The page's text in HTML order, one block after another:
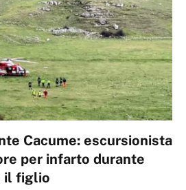
Cacume: escursionista
per infarto durante
il figlio